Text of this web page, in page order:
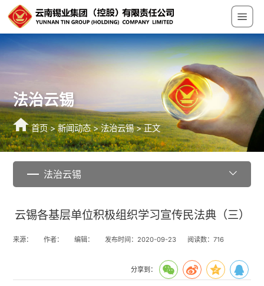
法治云锡
首页>新闻动态>法治云锡> 正文
法治云锡
云锡各基层单位积极组织学习宣传民法典（三）
来源： 作者： 编辑： 发布时间：2020-09-23 阅读数：716
分享到：